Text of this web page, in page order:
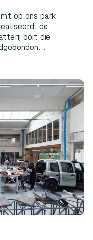
op ons park
de
ooit die